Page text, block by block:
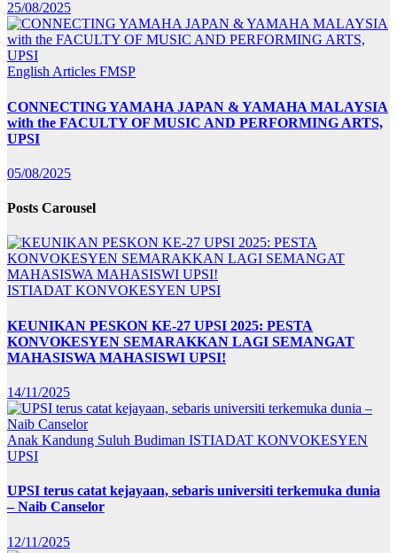
25/08/2025
English Articles FMSP
CONNECTING YAMAHA JAPAN & YAMAHA MALAYSIA
with the FACULTY OF MUSIC AND PERFORMING ARTS,
UPSI
05/08/2025
Posts Carousel
ISTIADAT KONVOKESYEN UPSI
KEUNIKAN PESKON KE-27 UPSI 2025: PESTA
KONVOKESYEN SEMARAKKAN LAGI SEMANGAT
MAHASISWA MAHASISWI UPSI!
14/11/2025
Anak Kandung Suluh Budiman ISTIADAT KONVOKESYEN
UPSI
UPSI terus catat kejayaan, sebaris universiti terkemuka dunia
– Naib Canselor
12/11/2025